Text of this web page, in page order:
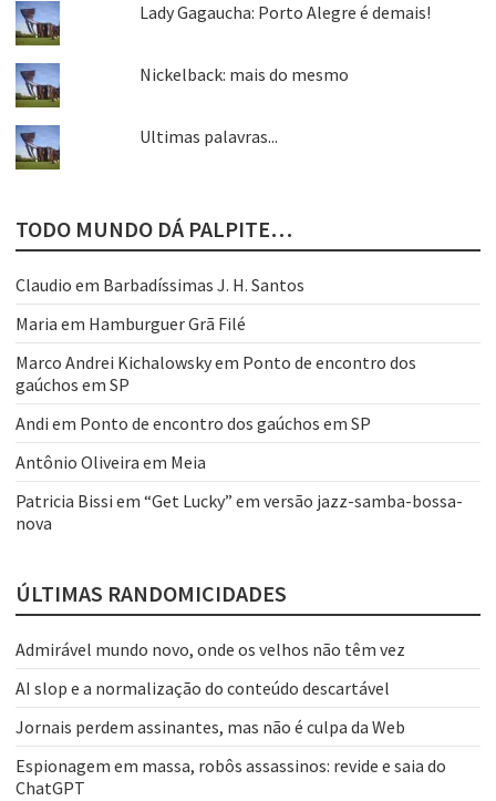
Lady Gagaucha: Porto Alegre é demais!
Nickelback: mais do mesmo
Ultimas palavras...
TODO MUNDO DÁ PALPITE…
Claudio em Barbadíssimas J. H. Santos
Maria em Hamburguer Grã Filé
Marco Andrei Kichalowskyem Ponto de encontro dos
gaúchos em SP
Andi em Ponto de encontro dos gaúchos em SP
Antônio Oliveira em Meia
Patricia Bissi em “Get Lucky” em versão jazz-samba-bossa-
nova
ÚLTIMAS RANDOMICIDADES
Admirável mundo novo, onde os velhos não têm vez
AI slop e a normalização do conteúdo descartável
Jornais perdem assinantes, mas não é culpa da Web
Espionagem em massa, robôs assassinos: revide e saia do
ChatGPT